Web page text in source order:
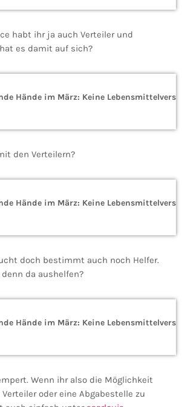
habt ihr ja auch Verteiler und
es damit auf sich?
den Verteilern?
doch bestimmt auch noch Helfer.
da aushelfen?
Wenn ihr also die Möglichkeit
oder eine Abgabestelle zu